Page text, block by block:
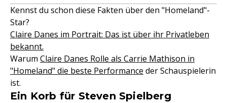
Kennst du schon diese Fakten über den "Homeland"-
Star?
Claire Danes im Portrait: Das ist über ihr Privatleben
bekannt.
Warum Claire Danes Rolle als Carrie Mathison in
"Homeland" die beste Performance der Schauspielerin
ist.
Ein Korb für Steven Spielberg